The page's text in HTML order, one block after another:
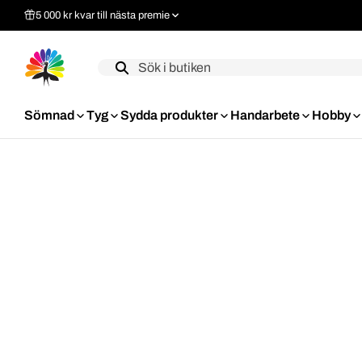
5 000 kr kvar till nästa premie
Label
Sömnad Tyg Sydda produkter Handarbete Hobby